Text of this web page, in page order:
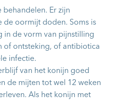
Er zijn
de oormijt doden. Soms is
in de vorm van pijnstilling
of ontsteking, of antibiotica
infectie.
van het konijn goed
de mijten tot wel 12 weken
Als het konijn met